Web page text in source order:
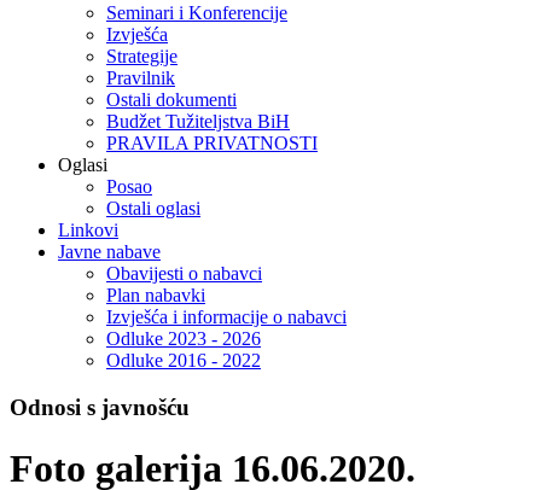
Seminari i Konferencije
Izvješća
Strategije
Pravilnik
Ostali dokumenti
Budžet Tužiteljstva BiH
PRAVILA PRIVATNOSTI
Oglasi
Posao
Ostali oglasi
Linkovi
Javne nabave
Obavijesti o nabavci
Plan nabavki
Izvješća i informacije o nabavci
Odluke 2023 - 2026
Odluke 2016 - 2022
Odnosi s javnošću
Foto galerija 16.06.2020.